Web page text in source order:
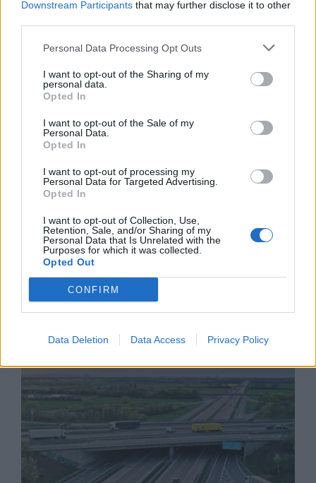
Downstream Participants that may further disclose it to other
Personal Data Processing Opt Outs
I want to opt-out of the Sharing of my
personal data.
Opted In
I want to opt-out of the Sale of my
Personal Data.
Opted In
I want to opt-out of processing my
Personal Data for Targeted Advertising.
Opted In
I want to opt-out of Collection, Use,
Retention, Sale, and/or Sharing of my
Personal Data that Is Unrelated with the
Purposes for which it was collected.
Opted Out
CONFIRM
Data Deletion Data Access Privacy Policy
недопускане на нова ядрена трагедия
07.08.2026 / 14:00
Тръмп забрани „родилния туризъм“ в
САЩ